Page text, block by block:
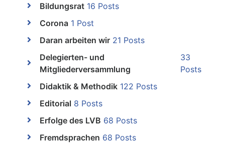
Bildungsrat 16 Posts
Corona 1 Post
Daran arbeiten wir 21 Posts
Delegierten- und
Mitgliederversammlung
33
Posts
Didaktik & Methodik 122 Posts
Editorial 8 Posts
Erfolge des LVB 68 Posts
Fremdsprachen 68 Posts